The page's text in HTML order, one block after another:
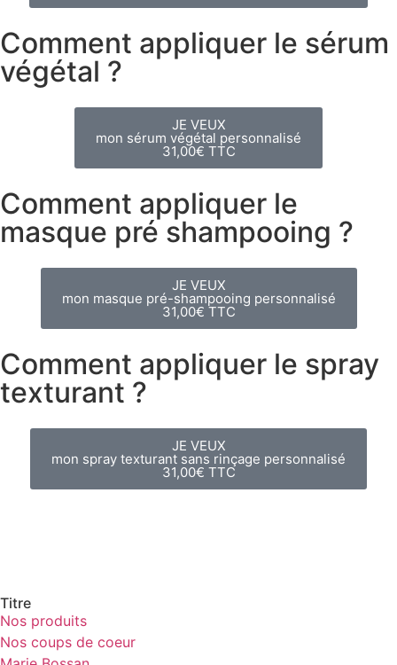
Comment appliquer le sérum
végétal ?
JE VEUX
mon sérum végétal personnalisé
31,00€ TTC
Comment appliquer le
masque pré shampooing ?
JE VEUX
mon masque pré-shampooing personnalisé
31,00€ TTC
Comment appliquer le spray
texturant ?
JE VEUX
mon spray texturant sans rinçage personnalisé
31,00€ TTC
Titre
Nos produits
Nos coups de coeur